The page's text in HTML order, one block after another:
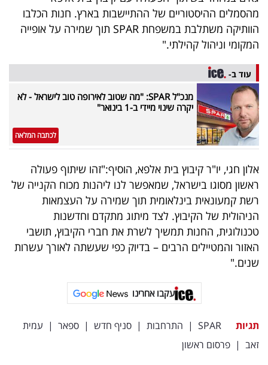
מהסמלים ההיסטוריים של ההתיישבות בארץ. חנות הכלבו
הוותיקה משתלבת במשפחת SPAR תוך שמירה על אופייה
המקומי וניהול קהילתי."
עוד ב-
מנכ"ל SPAR: "מה שטוב לאירופה טוב לישראל - לא
יקרה שינוי מיידי ב-1 בינואר"
לכתבה המלאה
אלון חגי, יו"ר קיבוץ בית אלפא, הוסיף:"זהו שיתוף פעולה
ראשון מסוגו בישראל, שמאפשר לנו ליהנות מכוח הקנייה של
רשת קמעונאית בינלאומית תוך שמירה על העצמאות
הניהולית של הקיבוץ. לצד מיתוג מתקדם וחדשנות
טכנולוגית, החנות תמשיך לשרת את חברי הקיבוץ, תושבי
האזור והמטיילים הרבים – בדיוק כפי שעשתה לאורך עשרות
שנים."
עקבו אחרינו
תגיות SPAR
| התרחבות | סניף חדש | ספאר | עמית
זאב | פרסום ראשון